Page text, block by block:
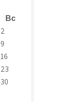
Вс
2
9
16
23
30